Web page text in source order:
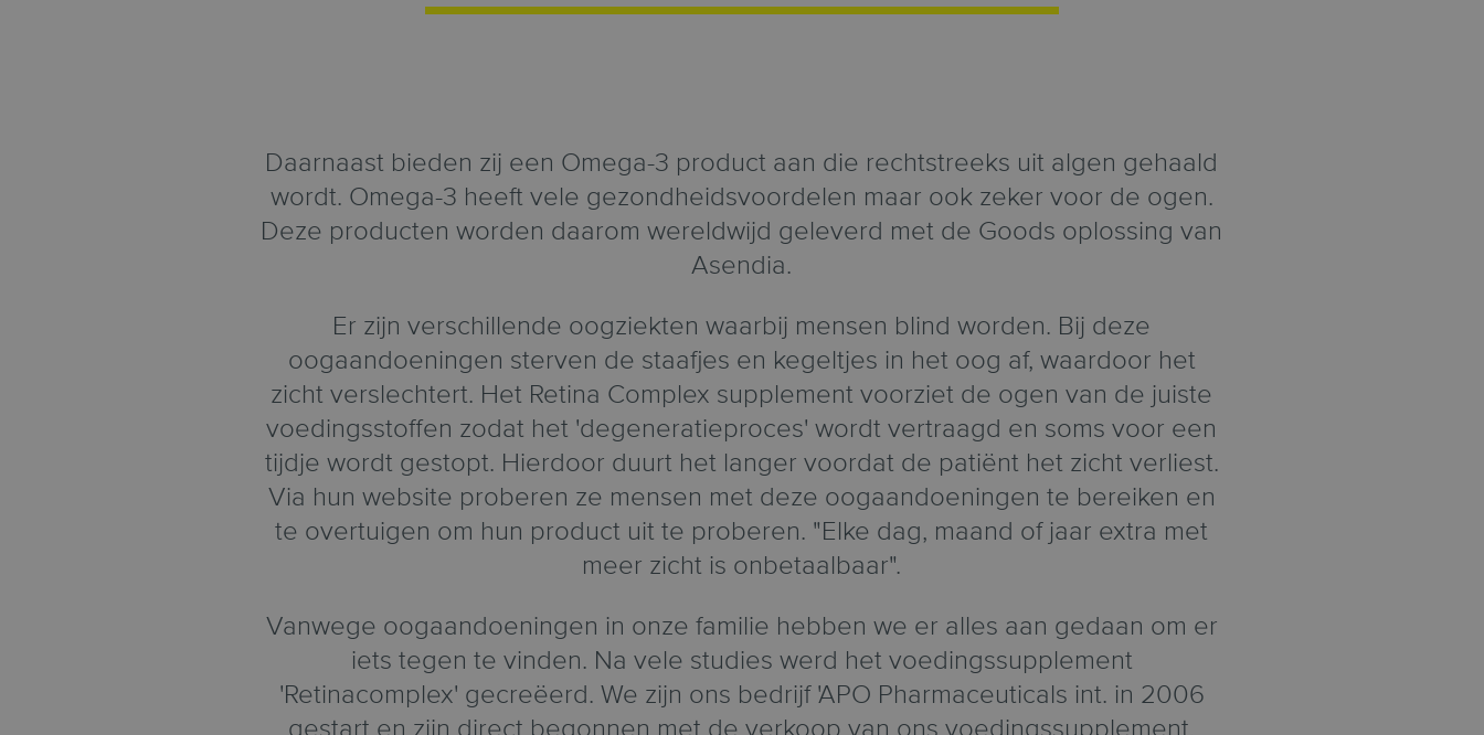
Daarnaast bieden zij een Omega-3 product aan die rechtstreeks uit algen gehaald
wordt. Omega-3 heeft vele gezondheidsvoordelen maar ook zeker voor de ogen.
Deze producten worden daarom wereldwijd geleverd met de Goods oplossing van
Asendia.
Er zijn verschillende oogziekten waarbij mensen blind worden. Bij deze
oogaandoeningen sterven de staafjes en kegeltjes in het oog af, waardoor het
zicht verslechtert. Het Retina Complex supplement voorziet de ogen van de juiste
voedingsstoffen zodat het 'degeneratieproces' wordt vertraagd en soms voor een
tijdje wordt gestopt. Hierdoor duurt het langer voordat de patiënt het zicht verliest.
Via hun website proberen ze mensen met deze oogaandoeningen te bereiken en
te overtuigen om hun product uit te proberen. "Elke dag, maand of jaar extra met
meer zicht is onbetaalbaar".
Vanwege oogaandoeningen in onze familie hebben we er alles aan gedaan om er
iets tegen te vinden. Na vele studies werd het voedingssupplement
'Retinacomplex' gecreëerd. We zijn ons bedrijf 'APO Pharmaceuticals int. in 2006